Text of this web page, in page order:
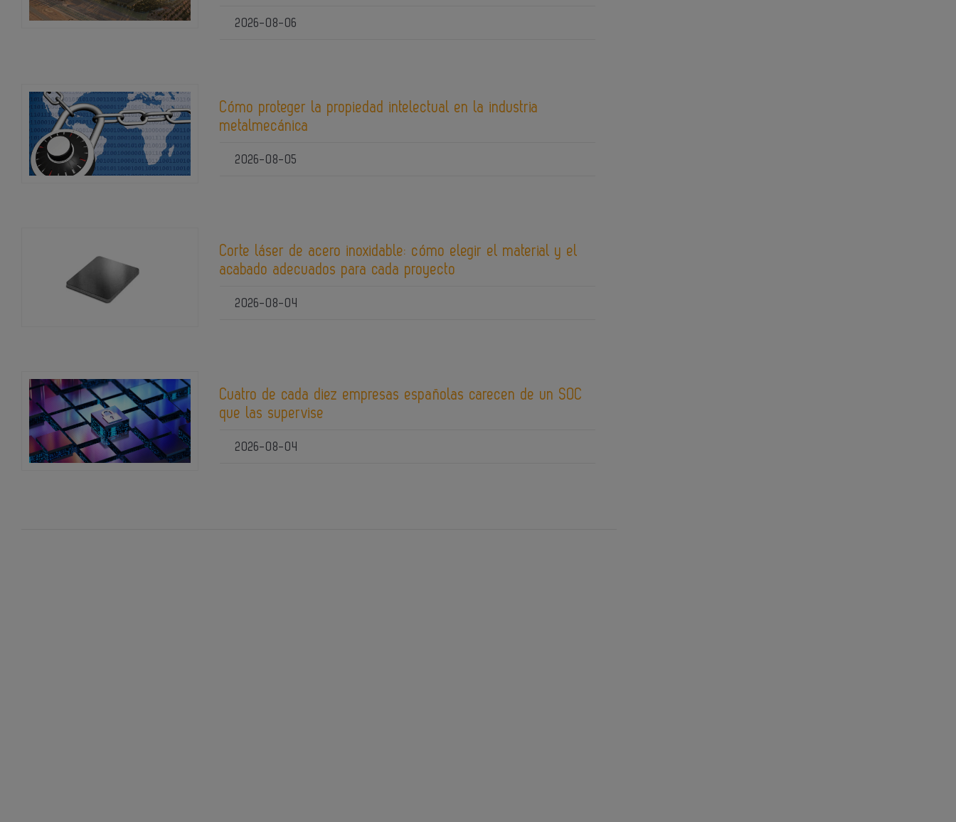
2026-08-06
Cómo proteger la propiedad intelectual en la industria
metalmecánica
2026-08-05
Corte láser de acero inoxidable: cómo elegir el material y el
acabado adecuados para cada proyecto
2026-08-04
Cuatro de cada diez empresas españolas carecen de un SOC
que las supervise
2026-08-04